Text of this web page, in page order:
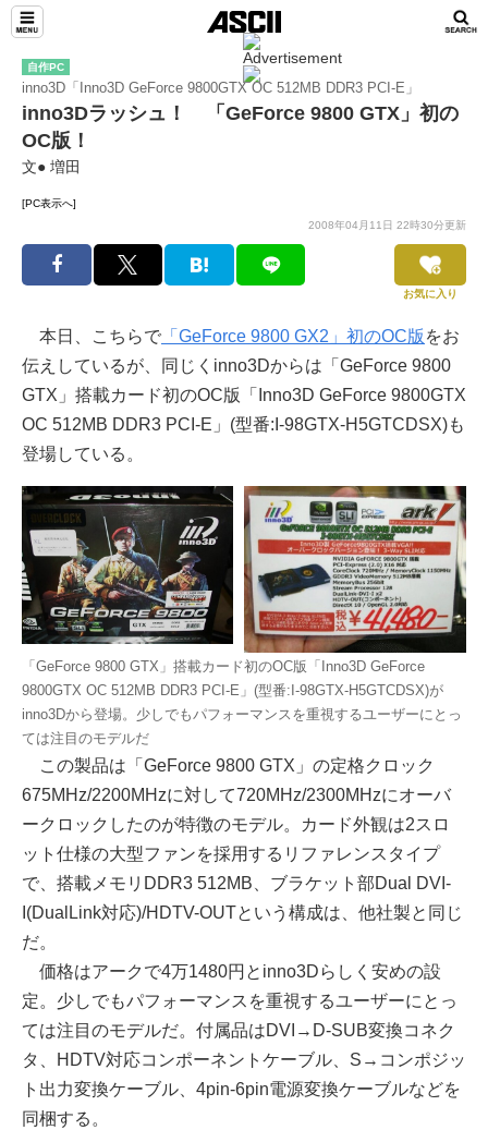
自作PC
inno3D「Inno3D GeForce 9800GTX OC 512MB DDR3 PCI-E」
inno3Dラッシュ！ 「GeForce 9800 GTX」初の
OC版！
文● 増田
[PC表示へ]
2008年04月11日 22時30分更新
お気に入り
本日、こちらで 「GeForce 9800 GX2」初のOC版 をお
伝えしているが、同じくinno3Dからは「GeForce 9800
GTX」搭載カード初のOC版「Inno3D GeForce 9800GTX
OC 512MB DDR3 PCI-E」(型番:I-98GTX-H5GTCDSX)も
登場している。
「GeForce 9800 GTX」搭載カード初のOC版「Inno3D GeForce
9800GTX OC 512MB DDR3 PCI-E」(型番:I-98GTX-H5GTCDSX)が
inno3Dから登場。少しでもパフォーマンスを重視するユーザーにとっ
ては注目のモデルだ
この製品は「GeForce 9800 GTX」の定格クロック
675MHz/2200MHzに対して720MHz/2300MHzにオーバ
ークロックしたのが特徴のモデル。カード外観は2スロ
ット仕様の大型ファンを採用するリファレンスタイプ
で、搭載メモリDDR3 512MB、ブラケット部Dual DVI-
I(DualLink対応)/HDTV-OUTという構成は、他社製と同じ
だ。
価格はアークで4万1480円とinno3Dらしく安めの設
定。少しでもパフォーマンスを重視するユーザーにとっ
ては注目のモデルだ。付属品はDVI→D-SUB変換コネク
タ、HDTV対応コンポーネントケーブル、S→コンポジッ
ト出力変換ケーブル、4pin-6pin電源変換ケーブルなどを
同梱する。